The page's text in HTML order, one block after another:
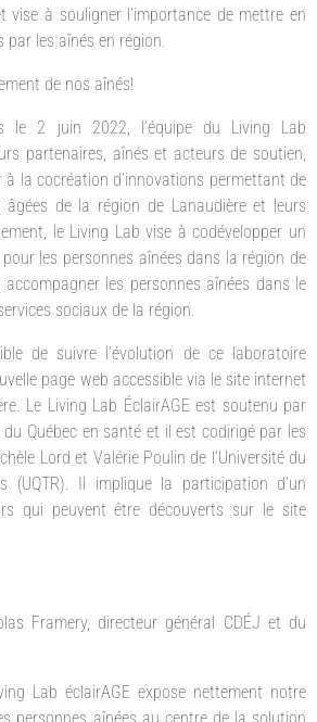
vise à souligner l’importance de mettre en
par les aînés en région.
de nos aînés!
le 2 juin 2022, l’équipe du Living Lab
partenaires, aînés et acteurs de soutien,
à la cocréation d’innovations permettant de
âgées de la région de Lanaudière et leurs
le Living Lab vise à codévelopper un
les personnes aînées dans la région de
les personnes aînées dans le
sociaux de la région.
de suivre l’évolution de ce laboratoire
page web accessible via le site internet
Le Living Lab ÉclairAGE est soutenu par
Québec en santé et il est codirigé par les
Lord et Valérie Poulin de l’Université du
(UQTR). Il implique la participation d’un
qui peuvent être découverts sur le site
Framery, directeur général CDÉJ et du
Lab éclairAGE expose nettement notre